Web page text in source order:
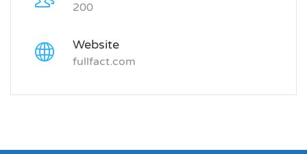
200
Website
fullfact.com